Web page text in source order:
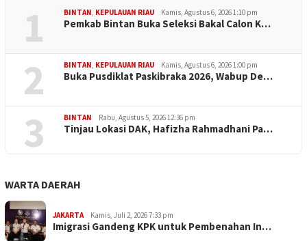
1 BINTAN KEPULAUAN RIAU Kamis, Agustus 6, 2026 1:10 pm
Pemkab Bintan Buka Seleksi Bakal Calon K…
2 BINTAN KEPULAUAN RIAU Kamis, Agustus 6, 2026 1:00 pm
Buka Pusdiklat Paskibraka 2026, Wabup De…
3 BINTAN Rabu, Agustus 5, 2026 12:36 pm
Tinjau Lokasi DAK, Hafizha Rahmadhani Pa…
WARTA DAERAH
JAKARTA Kamis, Juli 2, 2026 7:33 pm
Imigrasi Gandeng KPK untuk Pembenahan In…